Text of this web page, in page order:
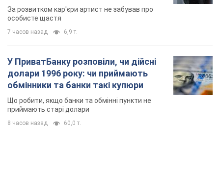
мають
За розвитком кар'єри артист не забував про
особисте щастя
7 часов назад 6,9 т.
У ПриватБанку розповіли, чи дійсні
долари 1996 року: чи приймають
обмінники та банки такі купюри
Що робити, якщо банки та обмінні пункти не
приймають старі долари
8 часов назад 60,0 т.